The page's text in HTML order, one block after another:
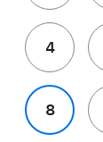
4
8